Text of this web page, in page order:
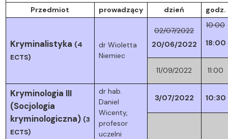
Przedmiot prowadzący dzień godz.
Kryminalistyka (4
ECTS)
dr Wioletta
Niemiec
02/07/2022
20/06/2022
10:00
18:00
11/09/2022 11:00
Kryminologia III
(Socjologia
kryminologiczna) (3
ECTS)
dr hab.
Daniel
Wicenty,
profesor
uczelni
3/07/2022 10:30